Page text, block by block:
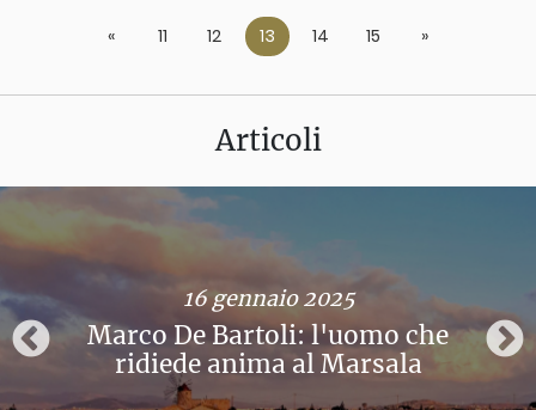
«Previous
11 12 13 14 15 »Next
Articoli
16 gennaio 2025
Marco De Bartoli: l'uomo che
ridiede anima al Marsala